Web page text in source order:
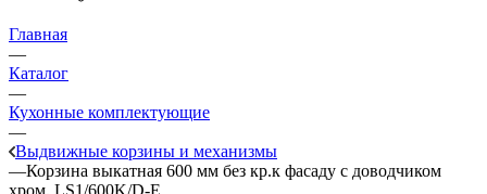
Главная
—
Каталог
—
Кухонные комплектующие
—
Выдвижные корзины и механизмы
—Корзина выкатная 600 мм без кр.к фасаду с доводчиком
хром, LS1/600K/D-E